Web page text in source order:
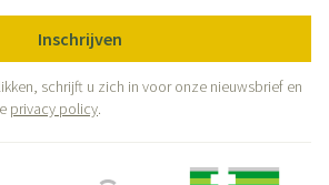
Inschrijven
schrijft u zich in voor onze nieuwsbrief en
privacy policy.